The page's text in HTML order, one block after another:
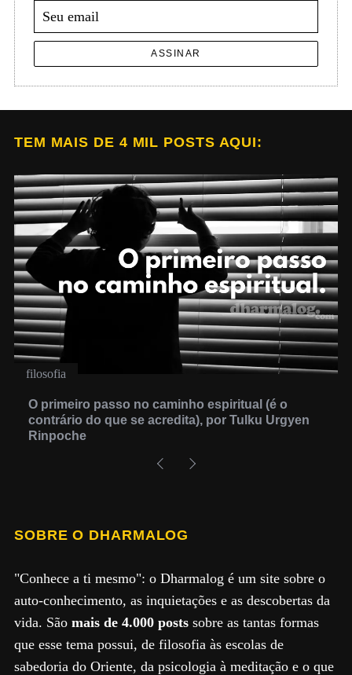
ASSINAR
TEM MAIS DE 4 MIL POSTS AQUI:
filosofia
O primeiro passo no caminho espiritual (é o
contrário do que se acredita), por Tulku Urgyen
Rinpoche
SOBRE O DHARMALOG
"Conhece a ti mesmo": o Dharmalog é um site sobre o
auto-conhecimento, as inquietações e as descobertas da
vida. São mais de 4.000 postssobre as tantas formas
que esse tema possui, de filosofia às escolas de
sabedoria do Oriente, da psicologia à meditação e o que